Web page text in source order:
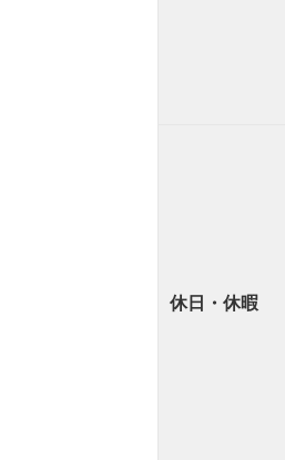
休日・休暇